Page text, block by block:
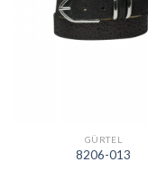
GÜRTEL
8206-013